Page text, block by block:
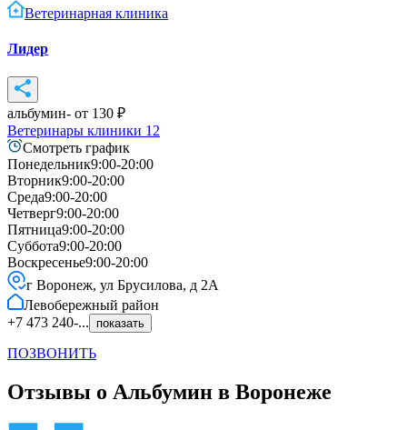
Ветеринарная клиника
Лидер
альбумин- от 130 ₽
Ветеринары клиники 12
Смотреть график
Понедельник9:00-20:00
Вторник9:00-20:00
Среда9:00-20:00
Четверг9:00-20:00
Пятница9:00-20:00
Суббота9:00-20:00
Воскресенье9:00-20:00
г Воронеж, ул Брусилова, д 2А
Левобережный район
+7 473 240-...
показать
ПОЗВОНИТЬ
Отзывы о Альбумин в Воронеже